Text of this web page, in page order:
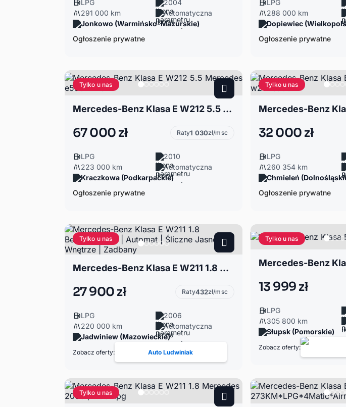
LPG
2004
291 000 km
Automatyczna
Jonkowo (Warmińsko-Mazurskie)
Ogłoszenie prywatne
LPG
288 000 km
Dopiewiec
Ogłoszenie prywatne
Tylko u nas
Mercedes-Benz Klasa E W212 5.5 Mercedes e550 AMG
67 000 zł Raty1 030zł/msc
LPG
2010
223 000 km
Automatyczna
Kraczkowa (Podkarpackie)
Ogłoszenie prywatne
Tylko u nas
32 000 zł
LPG
260 354 km
Chmieleń
Ogłoszenie prywatne
Tylko u nas
Mercedes-Benz Klasa E W211 1.8 Benzyna+LPG | Automat | Śliczne Jasne Wnętrze | Zadbany
27 900 zł Raty432zł/msc
LPG
2006
220 000 km
Automatyczna
Jadwiniew (Mazowieckie)
Zobacz oferty: Auto Ludwiniak
Tylko u nas
Mercedes-Benz
13 999 zł
LPG
305 800 km
Słupsk (Pomorskie)
Zobacz oferty:
Tylko u nas